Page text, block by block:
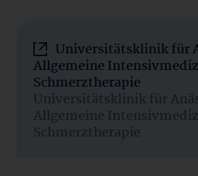
Universitätsklinik für
Allgemeine
Schmerztherapie
Universitätsklinik für
Allgemeine
Schmerztherapie